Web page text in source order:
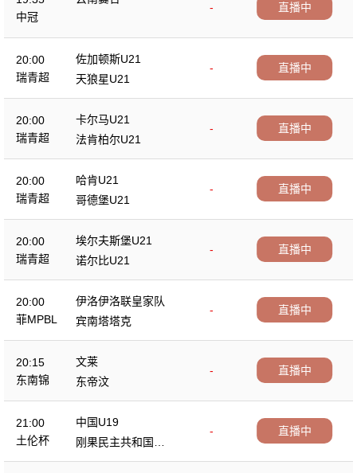
中冠
- 直播中
20:00
瑞青超
佐加顿斯U21
-
天狼星U21
直播中
20:00
瑞青超
卡尔马U21
-
法肯柏尔U21
直播中
20:00
瑞青超
哈肯U21
-
哥德堡U21
直播中
20:00
瑞青超
埃尔夫斯堡U21
-
诺尔比U21
直播中
20:00
菲MPBL
伊洛伊洛联皇家队
-
宾南塔塔克
直播中
20:15
东南锦
文莱
-
东帝汶
直播中
21:00
土伦杯
中国U19
-
刚果民主共和国U2
3
直播中